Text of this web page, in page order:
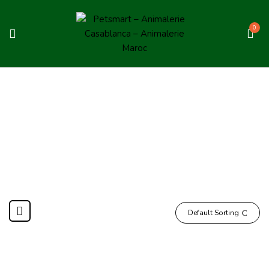
0
Default Sorting